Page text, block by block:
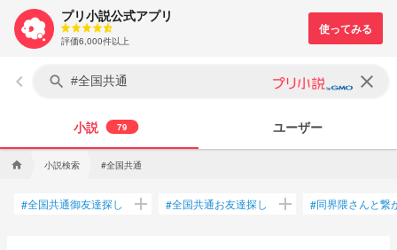
プリ小説公式アプリ
評価6,000件以上
keyboard_arrow_left search clear
小説 79 ユーザー
home 小説検索 #全国共通
#全国共通御友達探し add #全国共通お友達探し add #同界隈さんと繋